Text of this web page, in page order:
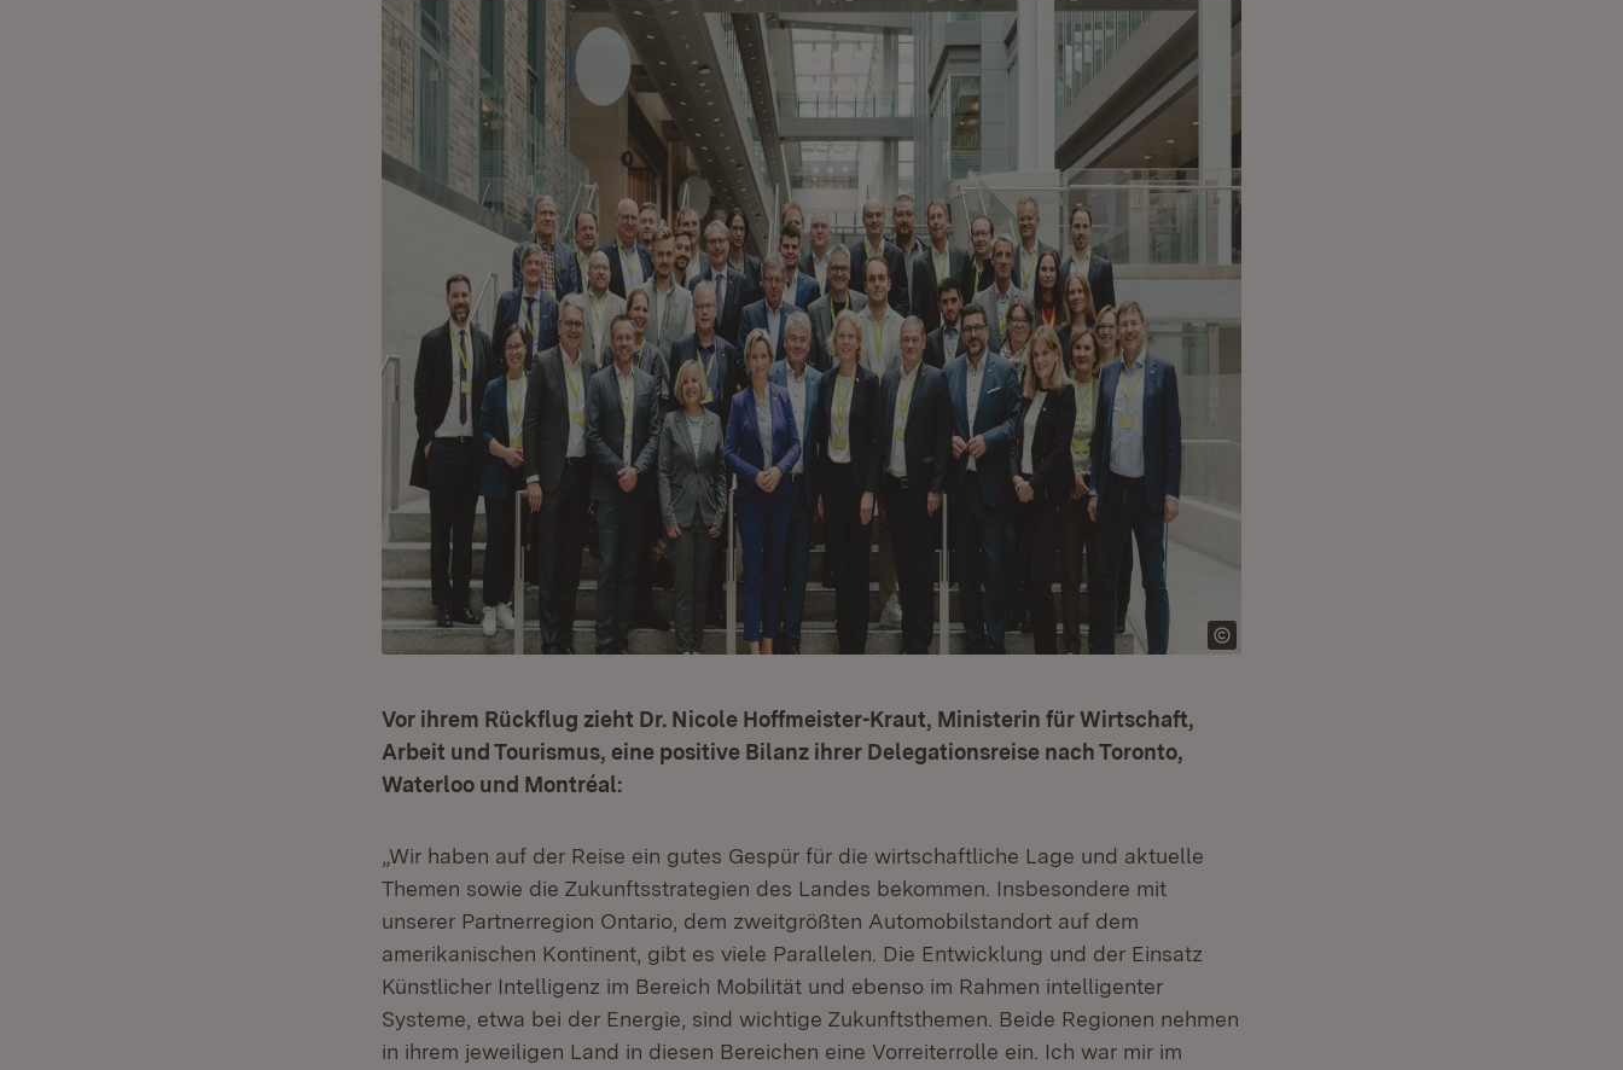
Vor ihrem Rückflug zieht Dr. Nicole Hoffmeister-Kraut, Ministerin für Wirtschaft,
Arbeit und Tourismus, eine positive Bilanz ihrer Delegationsreise nach Toronto,
Waterloo und Montréal:
„Wir haben auf der Reise ein gutes Gespür für die wirtschaftliche Lage und aktuelle
Themen sowie die Zukunftsstrategien des Landes bekommen. Insbesondere mit
unserer Partnerregion Ontario, dem zweitgrößten Automobilstandort auf dem
amerikanischen Kontinent, gibt es viele Parallelen. Die Entwicklung und der Einsatz
Künstlicher Intelligenz im Bereich Mobilität und ebenso im Rahmen intelligenter
Systeme, etwa bei der Energie, sind wichtige Zukunftsthemen. Beide Regionen nehmen
in ihrem jeweiligen Land in diesen Bereichen eine Vorreiterrolle ein. Ich war mir im